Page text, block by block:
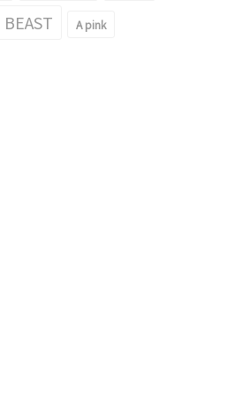
BEAST A pink